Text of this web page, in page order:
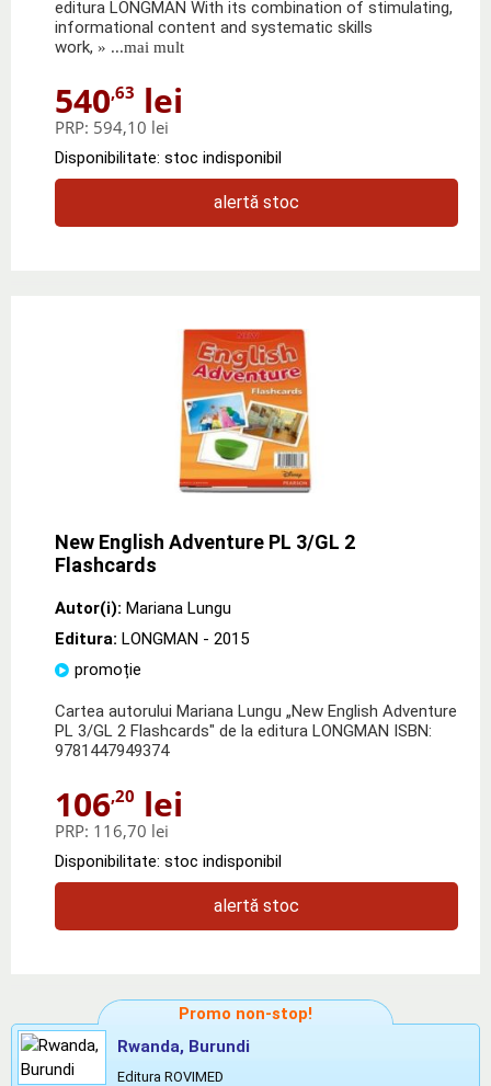
editura LONGMAN With its combination of stimulating,
informational content and systematic skills
work, » ...mai mult
540,63 lei
PRP: 594,10 lei
Disponibilitate: stoc indisponibil
alertă stoc
New English Adventure PL 3/GL 2
Flashcards
Autor(i): Mariana Lungu
Editura: LONGMAN - 2015
promoție
Cartea autorului Mariana Lungu „New English Adventure
PL 3/GL 2 Flashcards" de la editura LONGMAN ISBN:
9781447949374
106,20 lei
PRP: 116,70 lei
Disponibilitate: stoc indisponibil
alertă stoc
Promo non-stop!
Rwanda, Burundi
Editura ROVIMED